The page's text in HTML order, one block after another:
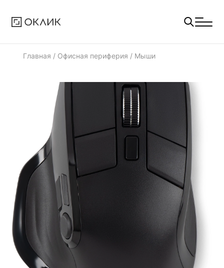
Главная / Офисная периферия / Мыши